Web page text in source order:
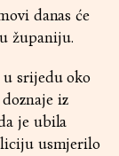
danas će
županiju.
u srijedu oko
iz
je ubila
usmjerilo